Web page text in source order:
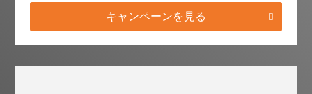
キャンペーンを見る